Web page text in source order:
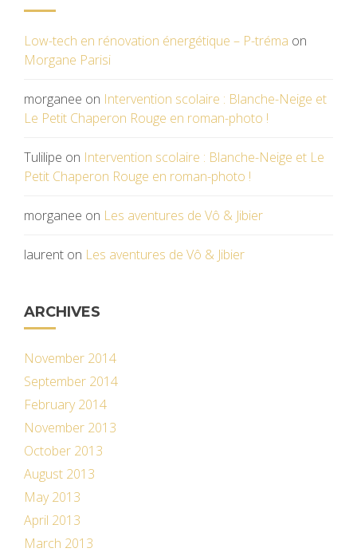
Low-tech en rénovation énergétique – P-tréma on
Morgane Parisi
morganee on Intervention scolaire : Blanche-Neige et
Le Petit Chaperon Rouge en roman-photo !
Tulilipe on Intervention scolaire : Blanche-Neige et Le
Petit Chaperon Rouge en roman-photo !
morganee on Les aventures de Vô & Jibier
laurent on Les aventures de Vô & Jibier
ARCHIVES
November 2014
September 2014
February 2014
November 2013
October 2013
August 2013
May 2013
April 2013
March 2013